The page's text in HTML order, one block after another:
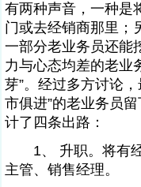
有两种声音，一种是
门或去经销商那里；
一部分老业务员还能
力与心态均差的老业
芽”。经过多方讨论
市俱进”的老业务员
计了四条出路：
1、 升职。将有经
主管、销售经理。